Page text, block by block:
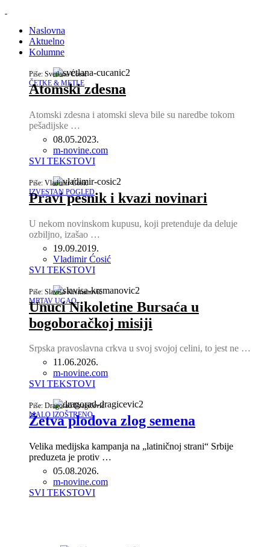
Naslovna
Aktuelno
Kolumne
Piše: Svetlana Ćosić
ČETKE & METLE
Atomski zdesna
Atomski zdesna i atomski sleva bile su naredbe tokom
pešadijske …
08.05.2023.
Author
m-novine.com
SVI TEKSTOVI
Piše: Vladimir Ćosić
IZVESTAN POGLED
Pravi pesnik i kvazi novinari
U nekom novinskom kupusu, koji pretenduje da deluje
ozbiljno, izašao …
19.09.2019.
Author
Vladimir Ćosić
SVI TEKSTOVI
Piše: Slaviša Krsmanović
MRTAV UGAO
Unuci Nikoletine Bursaća u
bogoboračkoj misiji
Srpska pravoslavna crkva u svoj svojoj celini, to jest ne …
11.06.2026.
Author
m-novine.com
SVI TEKSTOVI
Piše: Dragorad Dragičević
MALO IZOŠTRENO
Žetva plodova zlog semena
Velika medijska kampanja na „latiničnoj strani“ Srbije
preduzeta je protiv …
05.08.2026.
Author
m-novine.com
SVI TEKSTOVI